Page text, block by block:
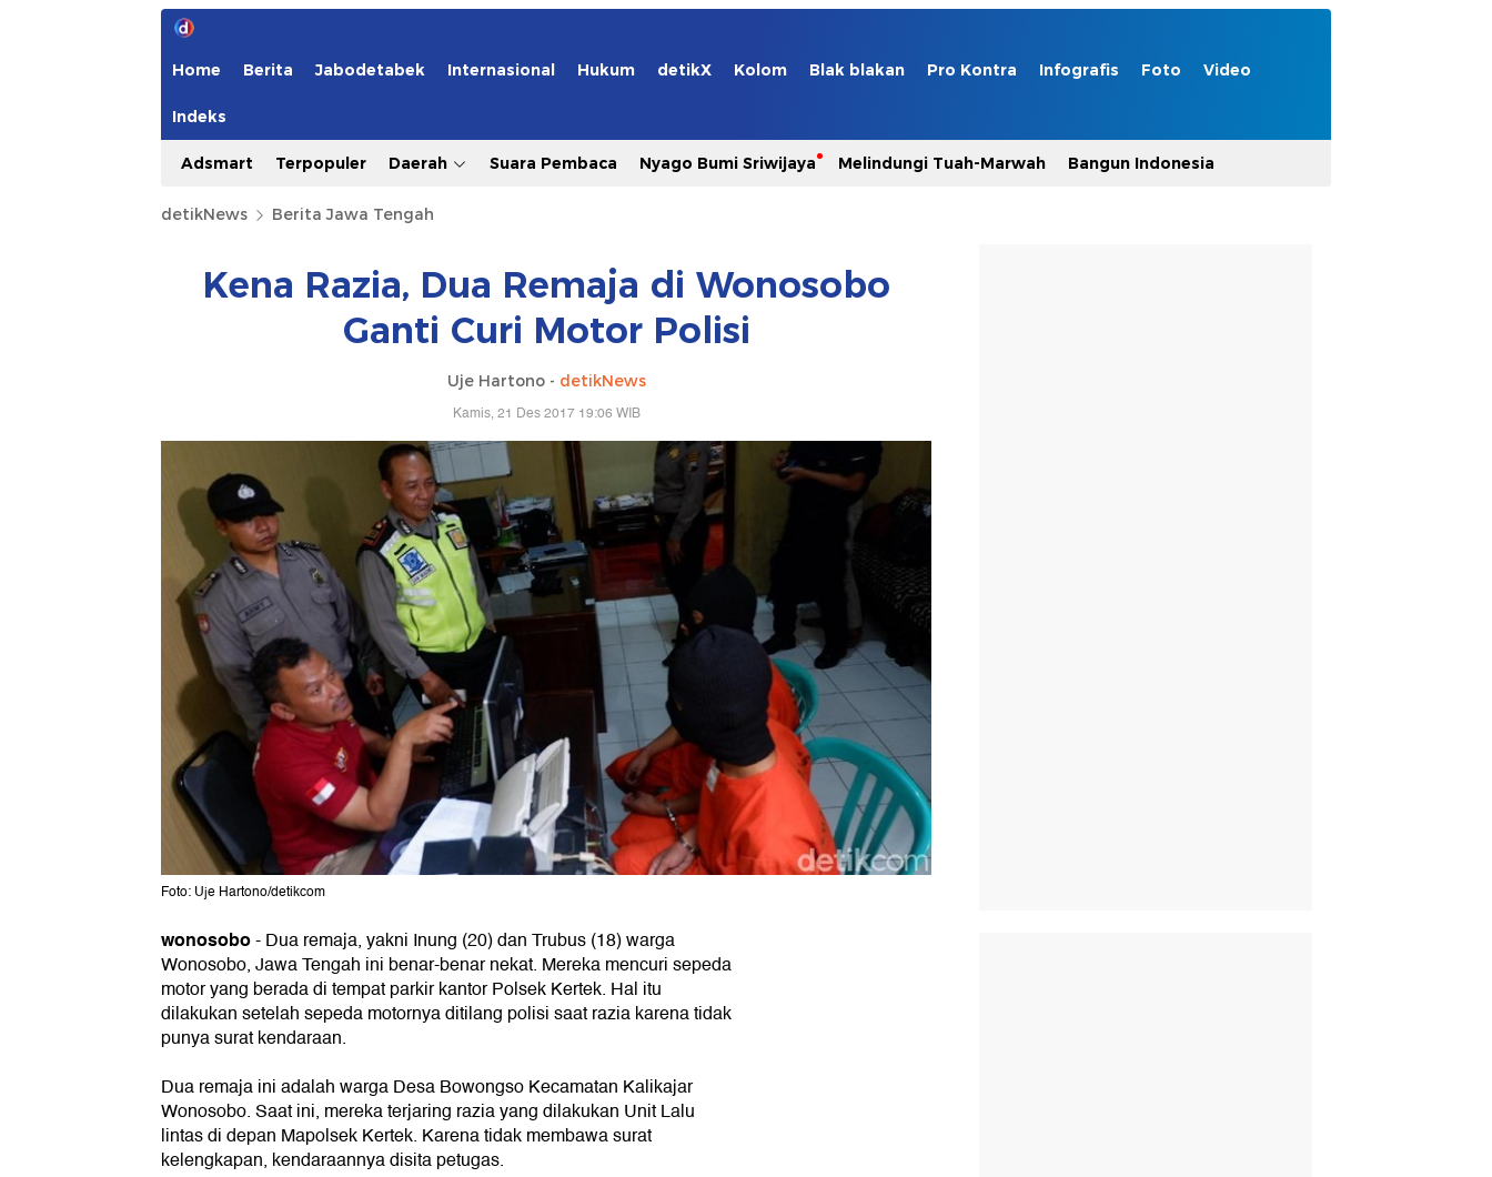
Home Berita Jabodetabek Internasional Hukum detikX Kolom Blak blakan Pro Kontra Infografis Foto Video
Indeks
Adsmart Terpopuler Daerah Suara Pembaca Nyago Bumi Sriwijaya Melindungi Tuah-Marwah Bangun Indonesia
detikNews Berita Jawa Tengah
Kena Razia, Dua Remaja di Wonosobo
Ganti Curi Motor Polisi
Uje Hartono - detikNews
Kamis, 21 Des 2017 19:06 WIB
Foto: Uje Hartono/detikcom
wonosobo-Dua remaja, yakni Inung (20) dan Trubus (18) warga
Wonosobo, Jawa Tengah ini benar-benar nekat. Mereka mencuri sepeda
motor yang berada di tempat parkir kantor Polsek Kertek. Hal itu
dilakukan setelah sepeda motornya ditilang polisi saat razia karena tidak
punya surat kendaraan.
Dua remaja ini adalah warga Desa Bowongso Kecamatan Kalikajar
Wonosobo. Saat ini, mereka terjaring razia yang dilakukan Unit Lalu
lintas di depan Mapolsek Kertek. Karena tidak membawa surat
kelengkapan, kendaraannya disita petugas.